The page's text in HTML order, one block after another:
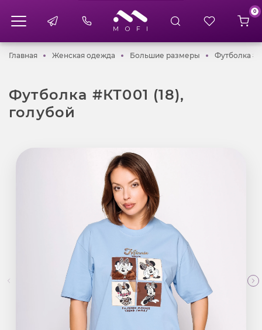
0
ГлавнаяГлавнаяЖенская одежда Женская одежда
Большие размеры Большие
Футболка
Футболка #КТ001 (18),
голубой